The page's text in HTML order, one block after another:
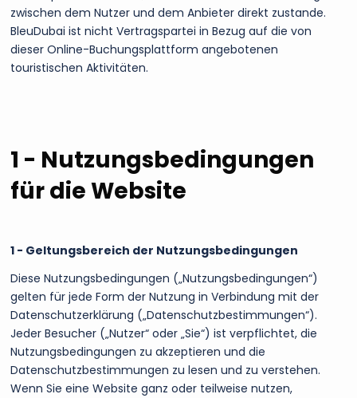
zwischen dem Nutzer und dem Anbieter direkt zustande.
BleuDubai ist nicht Vertragspartei in Bezug auf die von
dieser Online-Buchungsplattform angebotenen
touristischen Aktivitäten.
1 - Nutzungsbedingungen
für die Website
1 - Geltungsbereich der Nutzungsbedingungen
Diese Nutzungsbedingungen („Nutzungsbedingungen“)
gelten für jede Form der Nutzung in Verbindung mit der
Datenschutzerklärung („Datenschutzbestimmungen“).
Jeder Besucher („Nutzer“ oder „Sie“) ist verpflichtet, die
Nutzungsbedingungen zu akzeptieren und die
Datenschutzbestimmungen zu lesen und zu verstehen.
Wenn Sie eine Website ganz oder teilweise nutzen,